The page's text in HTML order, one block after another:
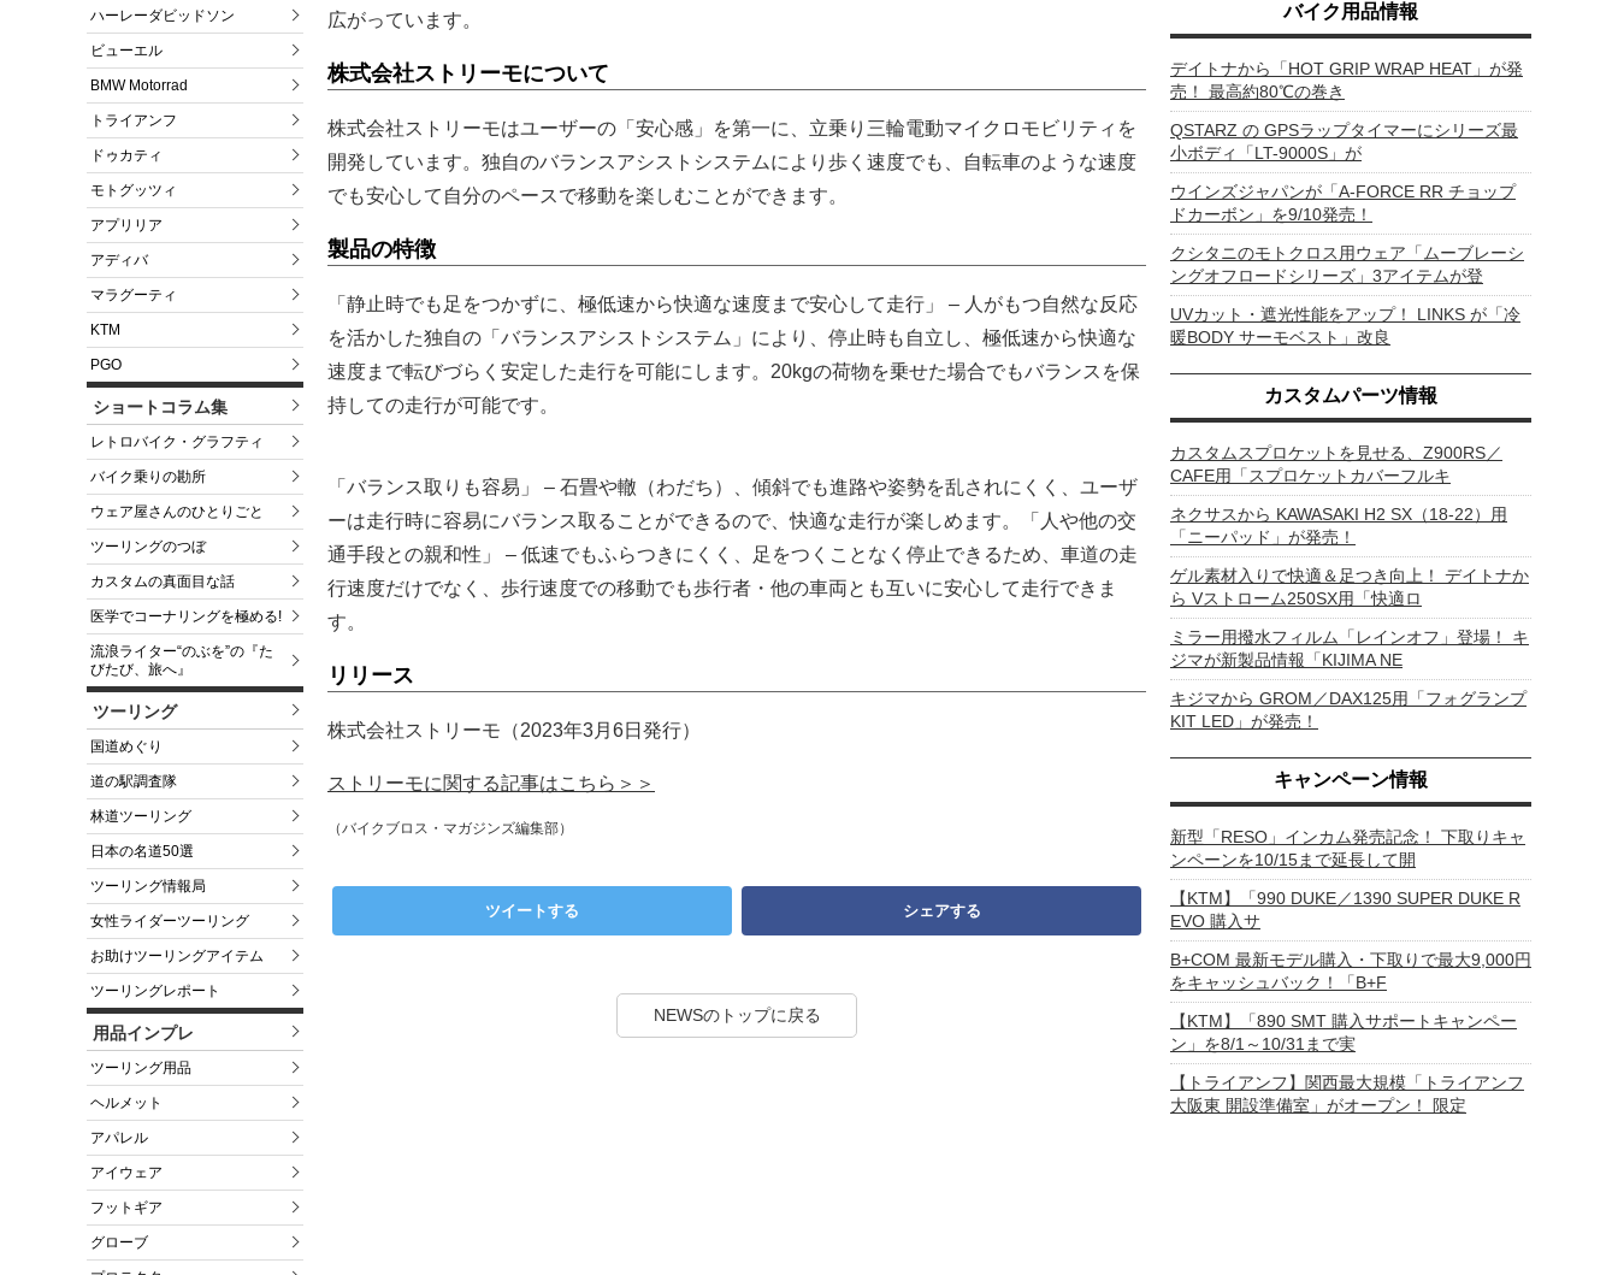
ハーレーダビッドソン
ビューエル
BMW Motorrad
トライアンフ
ドゥカティ
モトグッツィ
アプリリア
アディバ
マラグーティ
KTM
PGO
ショートコラム集
レトロバイク・グラフティ
バイク乗りの勘所
ウェア屋さんのひとりごと
ツーリングのつぼ
カスタムの真面目な話
医学でコーナリングを極める!
流浪ライター“のぶを”の『た
びたび、旅へ』
ツーリング
国道めぐり
道の駅調査隊
林道ツーリング
日本の名道50選
ツーリング情報局
女性ライダーツーリング
お助けツーリングアイテム
ツーリングレポート
用品インプレ
ツーリング用品
ヘルメット
アパレル
アイウェア
フットギア
グローブ
広がっています。
株式会社ストリーモについて
株式会社ストリーモはユーザーの「安心感」を第一に、立乗り三輪電動マイクロモビリティを
開発しています。独自のバランスアシストシステムにより歩く速度でも、自転車のような速度
でも安心して自分のペースで移動を楽しむことができます。
製品の特徴
「静止時でも足をつかずに、極低速から快適な速度まで安心して走行」 – 人がもつ自然な反応
を活かした独自の「バランスアシストシステム」により、停止時も自立し、極低速から快適な
速度まで転びづらく安定した走行を可能にします。20kgの荷物を乗せた場合でもバランスを保
持しての走行が可能です。
「バランス取りも容易」 – 石畳や轍（わだち）、傾斜でも進路や姿勢を乱されにくく、ユーザ
ーは走行時に容易にバランス取ることができるので、快適な走行が楽しめます。「人や他の交
通手段との親和性」 – 低速でもふらつきにくく、足をつくことなく停止できるため、車道の走
行速度だけでなく、歩行速度での移動でも歩行者・他の車両とも互いに安心して走行できま
す。
リリース
株式会社ストリーモ（2023年3月6日発行）
ストリーモに関する記事はこちら＞＞
（バイクブロス・マガジンズ編集部）
ツイートする シェアする
NEWSのトップに戻る
バイク用品情報
デイトナから「HOT GRIP WRAP HEAT」が発
売！ 最高約80℃の巻き
QSTARZ の GPSラップタイマーにシリーズ最
小ボディ「LT-9000S」が
ウインズジャパンが「A-FORCE RR チョップ
ドカーボン」を9/10発売！
クシタニのモトクロス用ウェア「ムーブレーシ
ングオフロードシリーズ」3アイテムが登
UVカット・遮光性能をアップ！ LINKS が「冷
暖BODY サーモベスト」改良
カスタムパーツ情報
カスタムスプロケットを見せる、Z900RS／
CAFE用「スプロケットカバーフルキ
ネクサスから KAWASAKI H2 SX（18-22）用
「ニーパッド」が発売！
ゲル素材入りで快適＆足つき向上！ デイトナか
ら Vストローム250SX用「快適ロ
ミラー用撥水フィルム「レインオフ」登場！ キ
ジマが新製品情報「KIJIMA NE
キジマから GROM／DAX125用「フォグランプ
KIT LED」が発売！
キャンペーン情報
新型「RESO」インカム発売記念！ 下取りキャ
ンペーンを10/15まで延長して開
【KTM】「990 DUKE／1390 SUPER DUKE R
EVO 購入サ
B+COM 最新モデル購入・下取りで最大9,000円
をキャッシュバック！「B+F
【KTM】「890 SMT 購入サポートキャンペー
ン」を8/1～10/31まで実
【トライアンフ】関西最大規模「トライアンフ
大阪東 開設準備室」がオープン！ 限定